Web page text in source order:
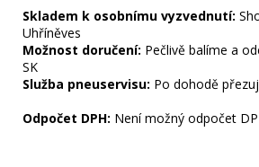
Skladem k osobnímu vyzvednutí:
Uhříněves
Možnost doručení: Pečlivě balíme a
SK
Služba pneuservisu: Po dohodě
Odpočet DPH: Není možný odpočet